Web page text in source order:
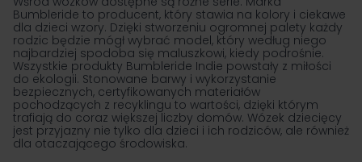
Bumbleride to producent, który stawia na kolory i ciekawe
dla dzieci wzory. Dzięki stworzeniu ogromnej palety każdy
rodzic będzie mógł wybrać model, który według niego
najbardziej spodoba się maluszkowi, kiedy podrośnie.
Wszystkie produkty Bumbleride Indie powstały z miłości
do ekologii. Stonowane barwy i wykorzystanie
bezpiecznych, certyfikowanych materiałów
pochodzących z recyklingu to wartości, dzięki którym
trafiają do coraz większej liczby domów. Wózek dziecięcy
jest przyjazny nie tylko dla dzieci i ich rodziców, ale również
dla otaczającego środowiska.